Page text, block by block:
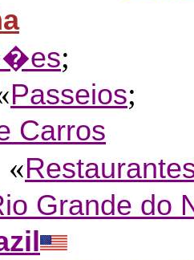
;
Passeios;
Carros
Grande do